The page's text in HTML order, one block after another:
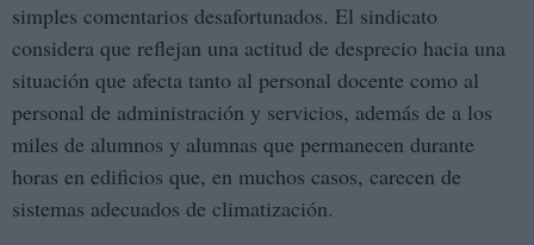
simples comentarios desafortunados. El sindicato
considera que reflejan una actitud de desprecio hacia una
situación que afecta tanto al personal docente como al
personal de administración y servicios, además de a los
miles de alumnos y alumnas que permanecen durante
horas en edificios que, en muchos casos, carecen de
sistemas adecuados de climatización.